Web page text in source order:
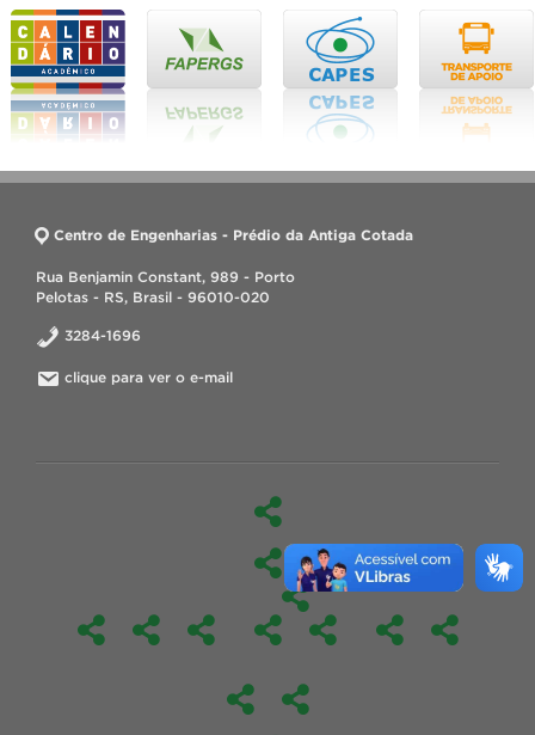
Centro de Engenharias - Prédio da Antiga Cotada
Rua Benjamin Constant, 989 - Porto
Pelotas - RS, Brasil - 96010-020
3284-1696
clique para ver o e-mail